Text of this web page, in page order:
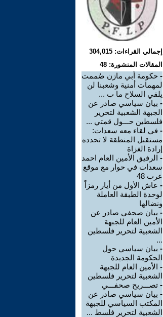
إجمالي القراءات: 304,015
المقالات المنشورة: 48
- حكومة أبي مازن صُممت
لمهمات أمنية وشعبنا لن
يلقي السلاح ما ب ...
- بيان سياسي صادر عن
الجبهة الشعبية لتحرير
فلسطين حـــول قمتي ...
- في لقاء معه سعدات:
مستقبل المنطقة لا تحدده
إرادة الغزاة
- الرفيق الأمين العام احمد
سعدات في حوار مع موقع
عرب 48
- عاش الأول من أيار رمزاً
لوحدة الطبقة العاملة
ونضالها
- بيان صحفي صادر عن
الأمين العام للجبهة
الشعبية لتحرير فلسطين
...
- بيان سياسي حول
الحكومة الجديدة
- الأمين العام للجبهة
الشعبية لتحرير فلسطين
- تصـــريح صحفـــي
- بيان سياسي صادر عن
المكتب السياسي للجبهة
الشعبية لتحرير فلسط ...